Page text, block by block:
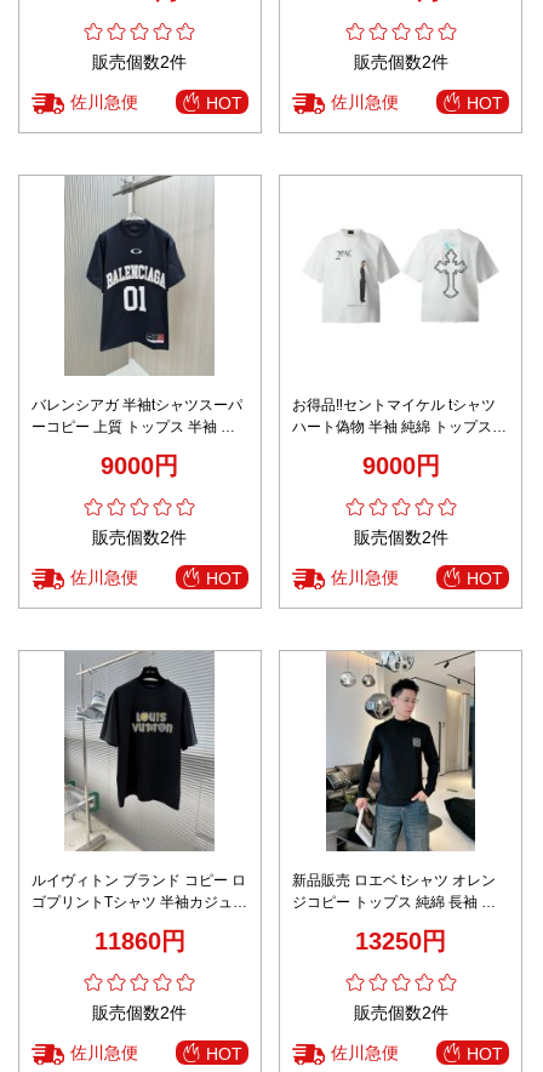
販売個数2件
佐川急便 HOT
販売個数2件
佐川急便 HOT
バレンシアガ 半袖tシャツスーパ
ーコピー 上質 トップス 半袖 プ
9000円
販売個数2件
佐川急便 HOT
お得品‼セントマイケル tシャツ
ハート偽物 半袖 純綿 トップス T
9000円
販売個数2件
佐川急便 HOT
ルイヴィトン ブランド コピー ロ
ゴプリントTシャツ 半袖カジュア
11860円
販売個数2件
佐川急便 HOT
新品販売 ロエベ tシャツ オレン
ジコピー トップス 純綿 長袖 ロ
13250円
販売個数2件
佐川急便 HOT